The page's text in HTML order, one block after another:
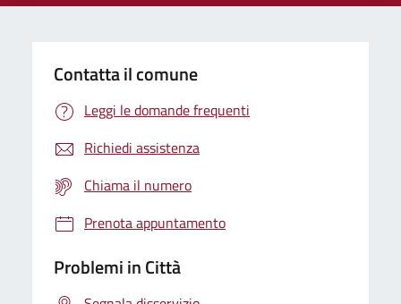
Contatta il comune
Leggi le domande frequenti
Richiedi assistenza
Chiama il numero
Prenota appuntamento
Problemi in Città